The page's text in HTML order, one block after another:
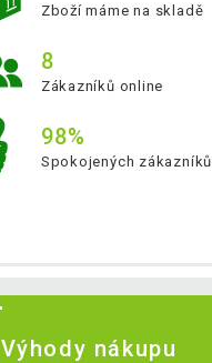
Zboží máme na skladě
8
Zákazníků online
98%
Spokojených zákazníků
Výhody nákupu